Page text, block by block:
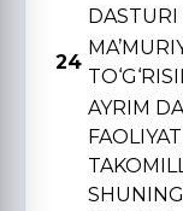
DASTURI
24
AYRIM